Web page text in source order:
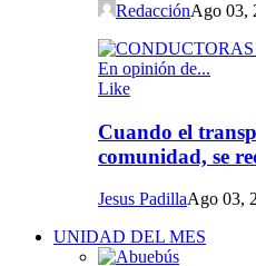
RedacciónAgo 03,
En opinión de...
Like
Cuando el
comunidad, se
Jesus PadillaAgo 03,
UNIDAD DEL MES